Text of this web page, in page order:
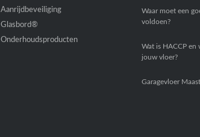
Aanrijdbeveiliging
Glasbord®
Onderhoudsproducten
Waar moet een
voldoen?
Wat is HACCP en
jouw vloer?
Garagevloer